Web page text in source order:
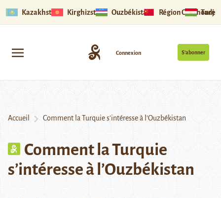
Kazakhstan Kirghizstan Ouzbékistan Région Ouïghoure
S’abonner
Connexion
Accueil Comment la Turquie s’intéresse à l’Ouzbékistan
Comment la Turquie
s’intéresse à l’Ouzbékistan